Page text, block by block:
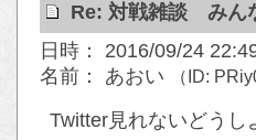
Re: 対戦雑談 みん
日時： 2016/09/24
名前： あおい
（ID:
Twitter見れないどうし